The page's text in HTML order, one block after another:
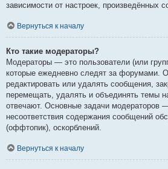
зависимости от настроек, произведённых
Вернуться к началу
Кто такие модераторы?
Модераторы — это пользователи (или
которые ежедневно следят за форумами.
редактировать или удалять сообщения,
перемещать, удалять и объединять темы
отвечают. Основные задачи модераторов
несоответствия содержания сообщений
(оффтопик), оскорблений.
Вернуться к началу